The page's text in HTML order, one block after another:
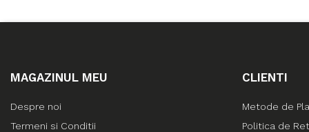
MAGAZINUL MEU
Despre noi
Termeni si Conditii
CLIENTI
Metode de
Politica de